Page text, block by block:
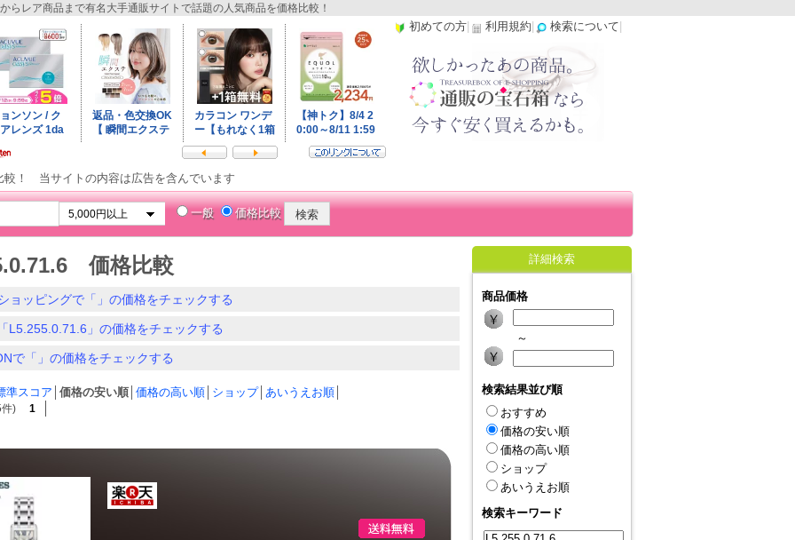
レア商品まで有名大手通販サイトで話題の人気商品を価格比較！
初めての方 利用規約 検索について
較！ 当サイトの内容は広告を含んでいます
一般 価格比較
価格比較
ョッピングで「」の価格をチェックする
L5.255.0.71.6」の価格をチェックする
で「」の価格をチェックする
準スコア 価格の安い順 価格の高い順 ショップ│ あいうえお順
) 1
詳細検索
商品価格
～
検索結果並び順
おすすめ
価格の安い順
価格の高い順
ショップ
あいうえお順
検索キーワード